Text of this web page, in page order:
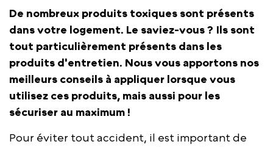
De nombreux produits toxiques sont présents
dans votre logement. Le saviez-vous ? Ils sont
tout particulièrement présents dans les
produits d'entretien. Nous vous apportons nos
meilleurs conseils à appliquer lorsque vous
utilisez ces produits, mais aussi pour les
sécuriser au maximum !
Pour éviter tout accident, il est important de